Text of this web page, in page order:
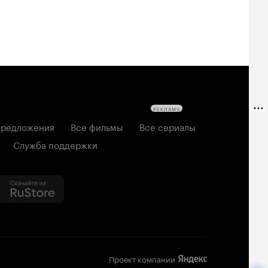
Все фильмы
Все сериалы
Служба поддержки
Проект компании
РЕКЛАМА